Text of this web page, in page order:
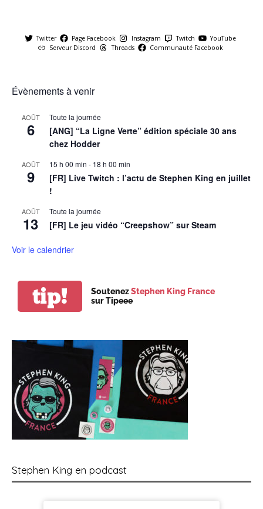
Twitter Page Facebook Instagram Twitch
YouTube
Serveur Discord
Threads Communauté Facebook
Évènements à venir
AOÛT
6
Toute la journée
[ANG] “La Ligne Verte” édition spéciale 30 ans
chez Hodder
AOÛT
9
15 h 00 min - 18 h 00 min
[FR] Live Twitch : l’actu de Stephen King en juillet
!
AOÛT
13
Toute la journée
[FR] Le jeu vidéo “Creepshow” sur Steam
Voir le calendrier
tip! SoutenezStephen King France
sur Tipeee
Stephen King en podcast